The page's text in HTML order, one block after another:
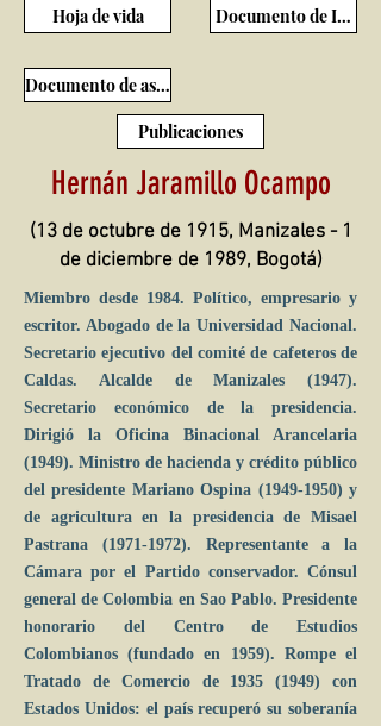
Hoja de vida
Documento de Ingreso
Documento de ascenso
Publicaciones
Hernán Jaramillo Ocampo
(13 de octubre de 1915, Manizales - 1
de diciembre de 1989, Bogotá)
Miembro desde 1984. Político, empresario y
escritor. Abogado de la Universidad Nacional.
Secretario ejecutivo del comité de cafeteros de
Caldas. Alcalde de Manizales (1947).
Secretario económico de la presidencia.
Dirigió la Oficina Binacional Arancelaria
(1949). Ministro de hacienda y crédito público
del presidente Mariano Ospina (1949-1950) y
de agricultura en la presidencia de Misael
Pastrana (1971-1972). Representante a la
Cámara por el Partido conservador. Cónsul
general de Colombia en Sao Pablo. Presidente
honorario del Centro de Estudios
Colombianos (fundado en 1959). Rompe el
Tratado de Comercio de 1935 (1949) con
Estados Unidos: el país recuperó su soberanía